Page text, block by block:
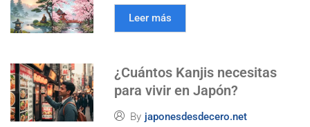
Leer más
¿Cuántos Kanjis necesitas
para vivir en Japón?
By japonesdesdecero.net